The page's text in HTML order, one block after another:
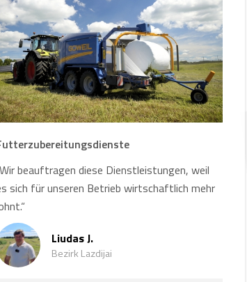
beauftragen diese Dienstleistungen, weil
sich für unseren Betrieb wirtschaftlich mehr
Liudas J.
Bezirk Lazdijai